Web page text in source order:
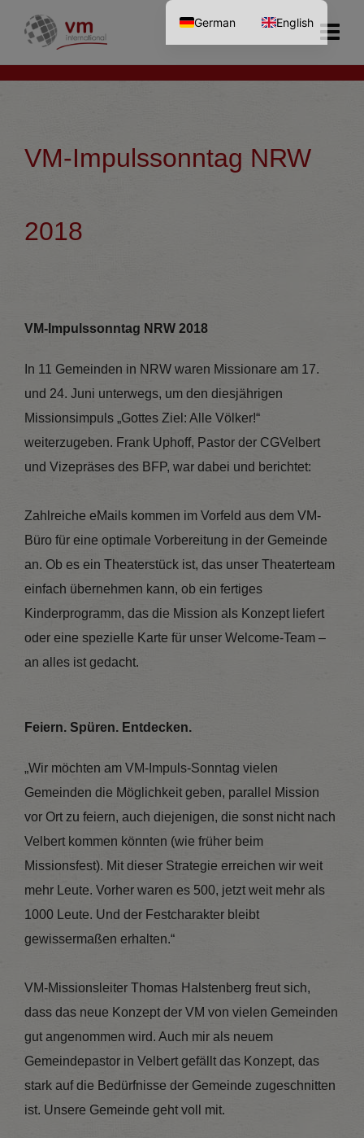
VM-Impulssonntag NRW
2018
VM-Impulssonntag NRW 2018
In 11 Gemeinden in NRW waren Missionare am 17.
und 24. Juni unterwegs, um den diesjährigen
Missionsimpuls „Gottes Ziel: Alle Völker!“
weiterzugeben. Frank Uphoff, Pastor der CGVelbert
und Vizepräses des BFP, war dabei und berichtet:
Zahlreiche eMails kommen im Vorfeld aus dem VM-
Büro für eine optimale Vorbereitung in der Gemeinde
an. Ob es ein Theaterstück ist, das unser Theaterteam
einfach übernehmen kann, ob ein fertiges
Kinderprogramm, das die Mission als Konzept liefert
oder eine spezielle Karte für unser Welcome-Team –
an alles ist gedacht.
Feiern. Spüren. Entdecken.
„Wir möchten am VM-Impuls-Sonntag vielen
Gemeinden die Möglichkeit geben, parallel Mission
vor Ort zu feiern, auch diejenigen, die sonst nicht nach
Velbert kommen könnten (wie früher beim
Missionsfest). Mit dieser Strategie erreichen wir weit
mehr Leute. Vorher waren es 500, jetzt weit mehr als
1000 Leute. Und der Festcharakter bleibt
gewissermaßen erhalten.“
VM-Missionsleiter Thomas Halstenberg freut sich,
dass das neue Konzept der VM von vielen Gemeinden
gut angenommen wird. Auch mir als neuem
Gemeindepastor in Velbert gefällt das Konzept, das
stark auf die Bedürfnisse der Gemeinde zugeschnitten
ist. Unsere Gemeinde geht voll mit.
German English